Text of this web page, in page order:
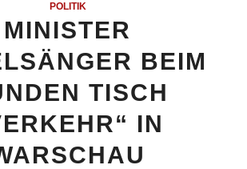
POLITIK
MINISTER
BEIM
TISCH
IN